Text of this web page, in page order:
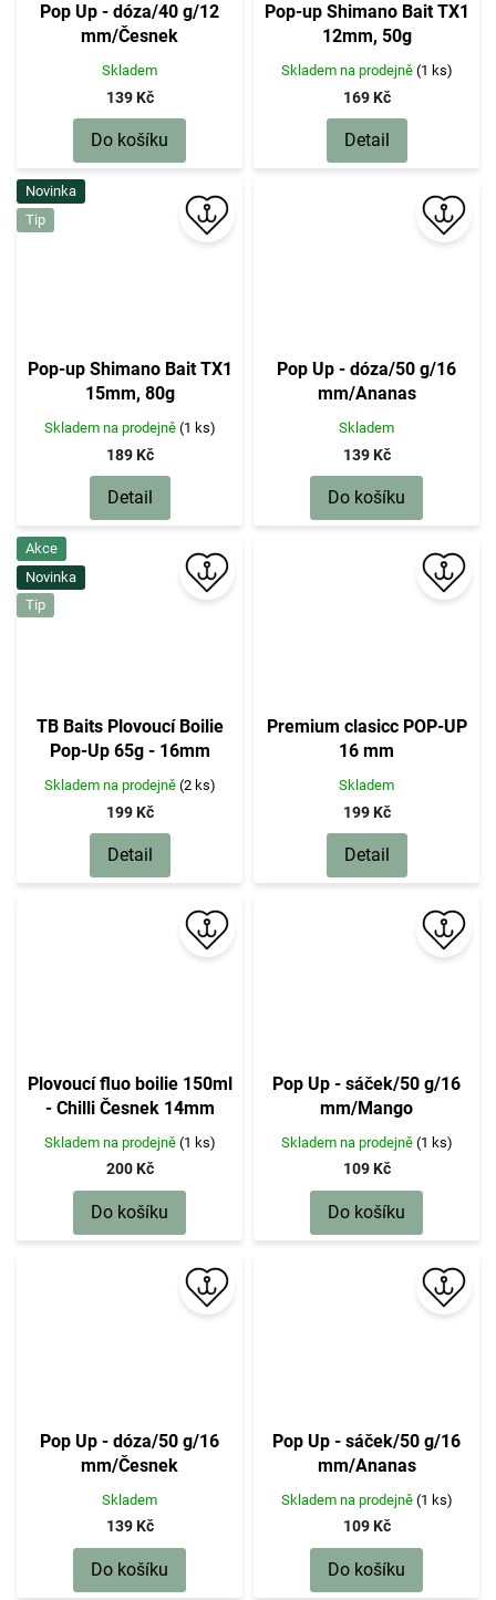
Pop Up - dóza/40 g/12
mm/Česnek
Skladem
139 Kč
Do košíku
Pop-up Shimano Bait TX1
12mm, 50g
Skladem na prodejně (1 ks)
169 Kč
Detail
Novinka
Tip
Pop-up Shimano Bait TX1
15mm, 80g
Skladem na prodejně (1 ks)
189 Kč
Detail
Pop Up - dóza/50 g/16
mm/Ananas
Skladem
139 Kč
Do košíku
Akce
Novinka
Tip
TB Baits Plovoucí Boilie
Pop-Up 65g - 16mm
Skladem na prodejně (2 ks)
199 Kč
Detail
Premium clasicc POP-UP
16 mm
Skladem
199 Kč
Detail
Plovoucí fluo boilie 150ml
- Chilli Česnek 14mm
Skladem na prodejně (1 ks)
200 Kč
Do košíku
Pop Up - sáček/50 g/16
mm/Mango
Skladem na prodejně (1 ks)
109 Kč
Do košíku
Pop Up - dóza/50 g/16
mm/Česnek
Skladem
139 Kč
Do košíku
Pop Up - sáček/50 g/16
mm/Ananas
Skladem na prodejně (1 ks)
109 Kč
Do košíku